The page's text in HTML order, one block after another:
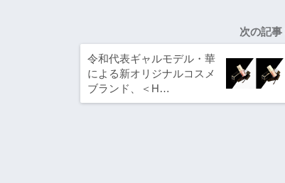
次の記事
令和代表ギャルモデル・華
による新オリジナルコスメ
ブランド、＜H…